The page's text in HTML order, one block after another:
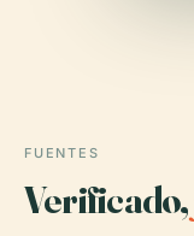
FUENTES
Verificado,